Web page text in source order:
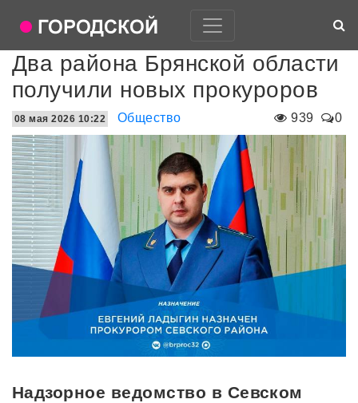
Два района Брянской области
получили новых прокуроров
939 0
08 мая 2026 10:22 Общество
Надзорное ведомство в Севском